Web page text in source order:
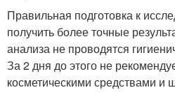
Правильная подготовка к
получить более точные
анализа не проводятся
За 2 дня до этого не
косметическими средствами